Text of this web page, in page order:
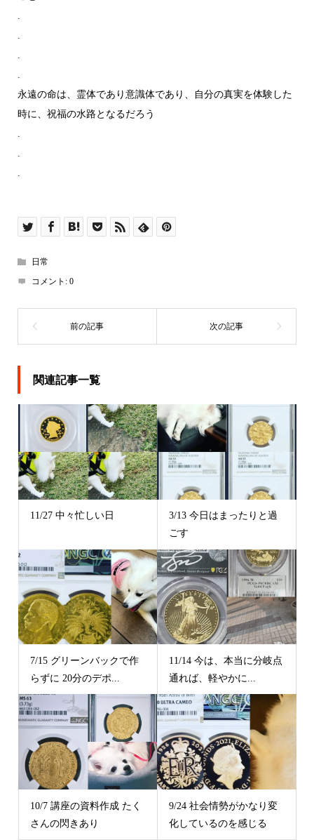
.
.
.
.
永遠の命は、霊体であり意識体であり、自分の真実を体験した
時に、祝福の水路となるだろう
.
.
.
日常
コメント: 0
関連記事一覧
11/27 中々忙しい日
3/13 今日はまったりと過
ごす
7/15 グリーンバックで作
らずに 20分のデポ...
11/14 今は、本当に分岐点
通れば、軽やかに...
10/7 講座の資料作成 たく
さんの閃きあり ⁡
9/24 社会情勢がかなり変
化しているのを感じる